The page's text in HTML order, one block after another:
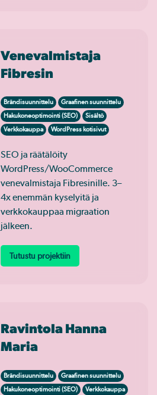
Venevalmistaja
Fibresin
Brändisuunnittelu
Graafinen suunnittelu
Hakukoneoptimointi (SEO)
Sisältö
Verkkokauppa
WordPress kotisivut
SEO ja räätälöity
WordPress/WooCommerce
venevalmistaja Fibresinille. 3–
4x enemmän kyselyitä ja
verkkokauppaa migraation
jälkeen.
Tutustu projektiin
Ravintola Hanna
Maria
Brändisuunnittelu
Graafinen suunnittelu
Hakukoneoptimointi (SEO)
Verkkokauppa